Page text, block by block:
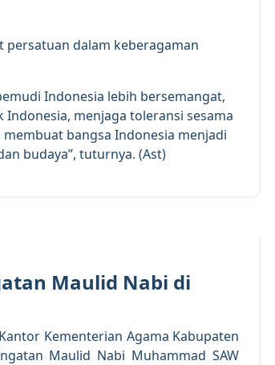
persatuan dalam keberagaman
Indonesia lebih bersemangat,
menjaga toleransi sesama
bangsa Indonesia menjadi
budaya”, tuturnya. (Ast)
Maulid Nabi di
Kementerian Agama Kabupaten
Maulid Nabi Muhammad SAW